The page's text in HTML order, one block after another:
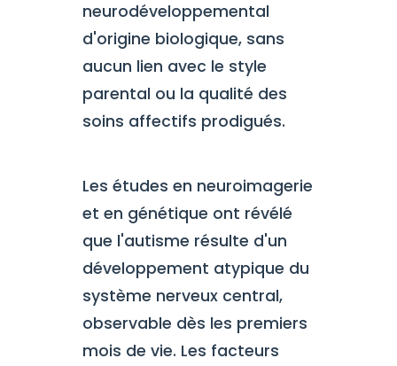
neurodéveloppemental
d'origine biologique, sans
aucun lien avec le style
parental ou la qualité des
soins affectifs prodigués.
Les études en neuroimagerie
et en génétique ont révélé
que l'autisme résulte d'un
développement atypique du
système nerveux central,
observable dès les premiers
mois de vie. Les facteurs